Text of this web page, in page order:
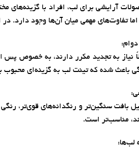
آرایشی برای لب، افراد با
اما تفاوت‌های مهمی میان آن‌ها وجود
نیاز به تجدید مکرر دارند، به خصوص پس
باعث شده که تینت لب به گزینه‌ای محبوب
بافت سنگین‌تر و رنگدانه‌های قوی‌تر،
مناسب‌تر است.